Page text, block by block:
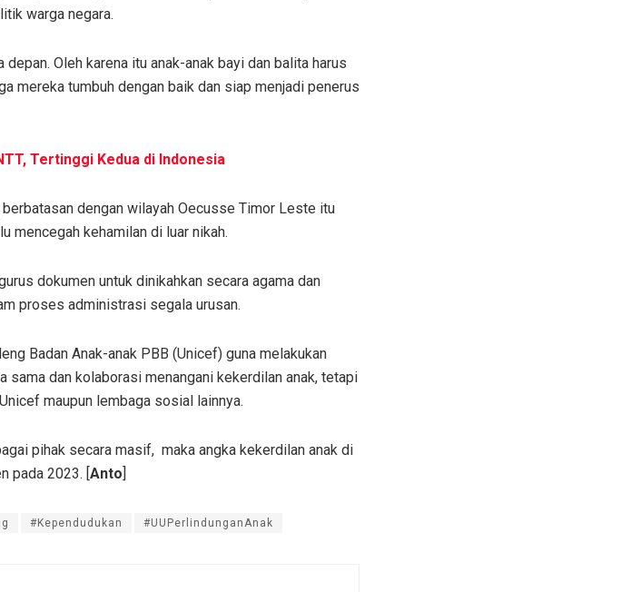
warga negara.
Oleh karena itu anak-anak bayi dan balita harus
mereka tumbuh dengan baik dan siap menjadi penerus
Tertinggi Kedua di Indonesia
dengan wilayah Oecusse Timor Leste itu
mencegah kehamilan di luar nikah.
dokumen untuk dinikahkan secara agama dan
proses administrasi segala urusan.
Badan Anak-anak PBB (Unicef) guna melakukan
sama dan kolaborasi menangani kekerdilan anak, tetapi
maupun lembaga sosial lainnya.
pihak secara masif, maka angka kekerdilan anak di
pada 2023. [Anto]
#Kependudukan #UUPerlindunganAnak